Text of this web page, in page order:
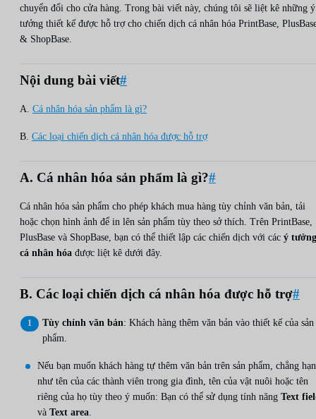
chuyển đổi cho cửa hàng. Trong bài viết này, chúng tôi sẽ liệt kê những ý
tưởng thiết kế được hỗ trợ cho chiến dịch cá nhân hóa PrintBase,
& ShopBase.
Nội dung bài viết#
A. Cá nhân hóa sản phẩm là gì?
B. Các loại chiến dịch cá nhân hóa được hỗ trợ
A. Cá nhân hóa sản phẩm là gì?#
Cá nhân hóa sản phẩm cho phép khách mua hàng tùy chỉnh văn bản, tải
hoặc chọn hình ảnh để in lên sản phẩm tùy theo sở thích. Trên PrintBase,
PlusBase và ShopBase, bạn có thể thiết lập các chiến dịch với các ý tưởng
cá nhân hóa được liệt kê dưới đây.
B. Các loại chiến dịch cá nhân hóa được hỗ trợ#
Tùy chỉnh văn bản: Khách hàng thêm văn bản vào thiết kế của sản
phẩm.
Nếu bạn muốn khách hàng tự thêm văn bản trên sản phẩm, chẳng hạn
như tên của các thành viên trong gia đình, tên của vật nuôi hoặc tên
riêng của họ tùy theo ý muốn: Bạn có thể sử dụng tính năng Text
và Text area.